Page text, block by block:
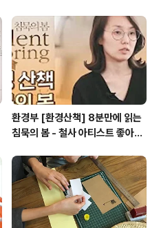
환경부 [환경산책] 8분만에 읽는
침묵의 봄 - 철사 아티스트 좋아은